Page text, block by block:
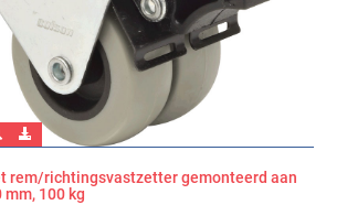
rem/richtingsvastzetter gemonteerd aan
100 kg